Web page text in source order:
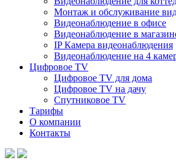
Монтаж и обслуживание
Видеонаблюдение в офисе
Видеонаблюдение в
IP Камера видеонаблюдения
Видеонаблюдение на 4
Цифровое TV
Цифровое TV для дома
Цифровое TV на дачу
Спутниковое TV
Тарифы
О компании
Контакты